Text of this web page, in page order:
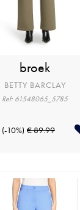
broek
BETTY BARCLAY
Ref: 61548065_5785
(-10%) € 89.99